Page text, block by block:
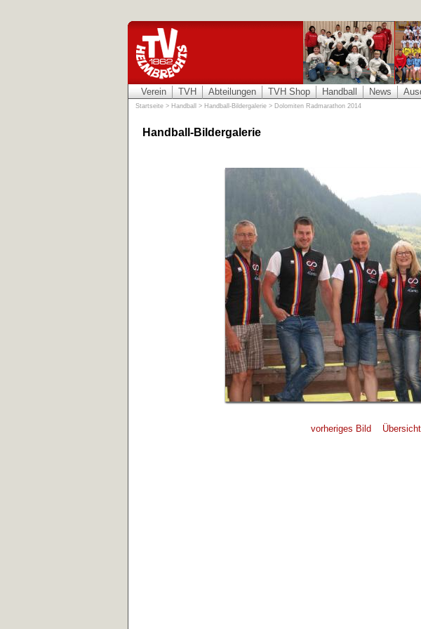
Verein TVH Abteilungen TVH Shop Handball News
Startseite > Handball > Handball-Bildergalerie > Dolomiten Radmarathon 2014
Handball-Bildergalerie
vorheriges Bild Übersicht